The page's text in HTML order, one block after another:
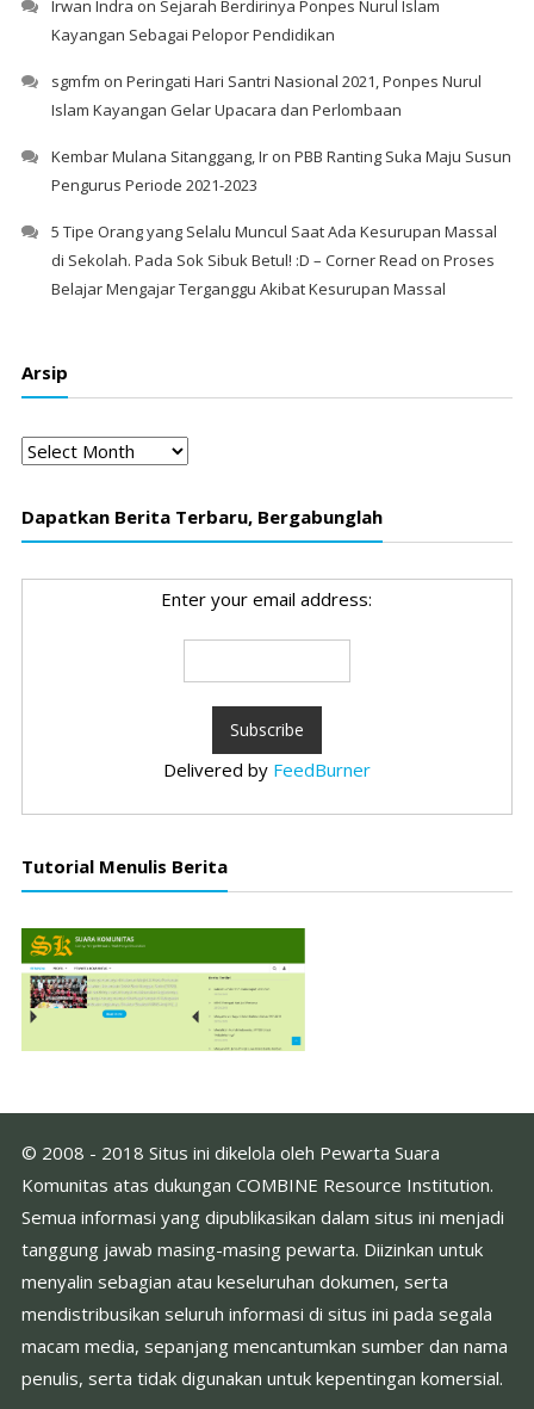
Irwan Indra on Sejarah Berdirinya Ponpes Nurul Islam
Kayangan Sebagai Pelopor Pendidikan
sgmfm on Peringati Hari Santri Nasional 2021, Ponpes Nurul
Islam Kayangan Gelar Upacara dan Perlombaan
Kembar Mulana Sitanggang, Iron PBB Ranting Suka Maju Susun
Pengurus Periode 2021-2023
5 Tipe Orang yang Selalu Muncul Saat Ada Kesurupan Massal
di Sekolah. Pada Sok Sibuk Betul! :D – Corner Read on Proses
Belajar Mengajar Terganggu Akibat Kesurupan Massal
Arsip
Arsip
Dapatkan Berita Terbaru, Bergabunglah
Enter your email address:
Delivered by FeedBurner
Tutorial Menulis Berita
© 2008 - 2018 Situs ini dikelola oleh Pewarta Suara
Komunitas atas dukungan COMBINE Resource Institution.
Semua informasi yang dipublikasikan dalam situs ini menjadi
tanggung jawab masing-masing pewarta. Diizinkan untuk
menyalin sebagian atau keseluruhan dokumen, serta
mendistribusikan seluruh informasi di situs ini pada segala
macam media, sepanjang mencantumkan sumber dan nama
penulis, serta tidak digunakan untuk kepentingan komersial.